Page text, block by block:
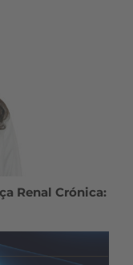
Renal Crónica: